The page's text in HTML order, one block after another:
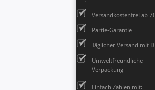
Versandkostenfrei ab
Partie-Garantie
Täglicher Versand mit
Umweltfreundliche
Verpackung
Einfach Zahlen mit: